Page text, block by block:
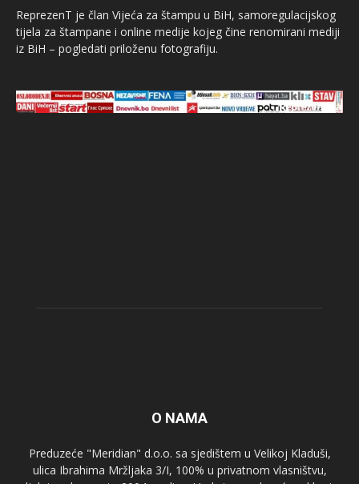
ReprezenT je član Vijeća za štampu u BiH, samoregulacijskog
tijela za štampane i online medije kojeg čine renomirani mediji
iz BiH – pogledati priloženu fotografiju.
O NAMA
Preduzeće "Meridian" d.o.o. sa sjedištem u Velikoj Kladuši,
ulica Ibrahima Mržljaka 3/I, 100% u privatnom vlasništvu,